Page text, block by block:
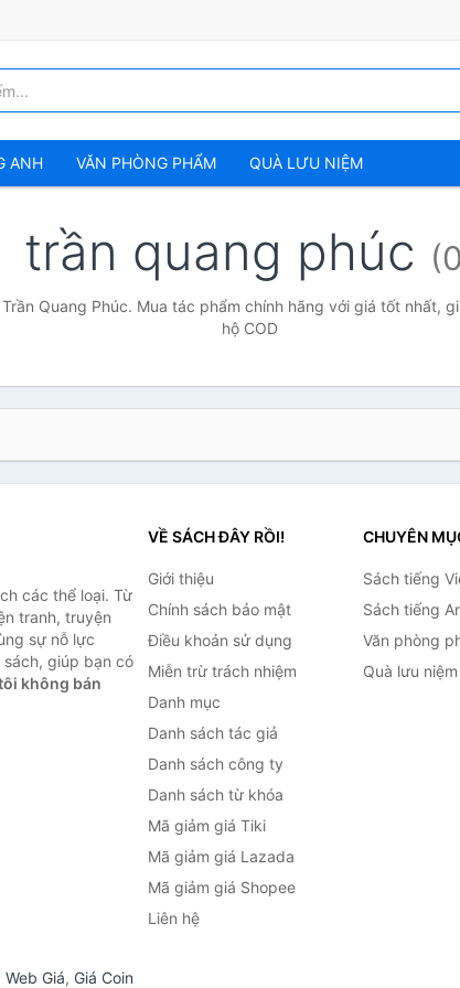
ANH VĂN PHÒNG PHẨM QUÀ LƯU NIỆM
trần quang phúc
Quang Phúc. Mua tác phẩm chính hãng với giá tốt nhất,
hộ COD
các thể loại. Từ
tranh, truyện
sự nỗ lực
giúp bạn có
không bán
VỀ SÁCH ĐÂY RỒI!
Giới thiệu
Chính sách bảo mật
Điều khoản sử dụng
Miễn trừ trách nhiệm
Danh mục
Danh sách tác giả
Danh sách công ty
Danh sách từ khóa
Mã giảm giá Tiki
Mã giảm giá Lazada
Mã giảm giá Shopee
Liên hệ
CHUYÊN
Sách tiếng
Sách tiếng
Văn phòng
Quà lưu niệm
Web Giá, Giá Coin